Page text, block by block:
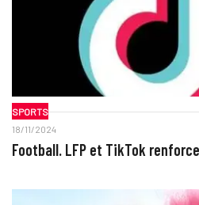
SPORTS
18/11/2024
Football. LFP et TikTok